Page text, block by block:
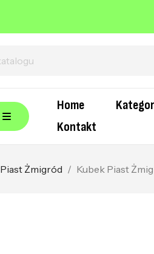
Home
Kontakt
Piast Żmigród Kubek Piast